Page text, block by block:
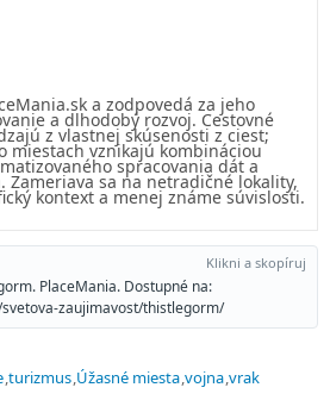
a zodpovedá za jeho
a dlhodobý rozvoj. Cestovné
z vlastnej skúsenosti z ciest;
miestach vznikajú kombináciou
spracovania dát a
Zameriava sa na netradičné lokality,
kontext a menej známe súvislosti.
Klikni a skopíruj
PlaceMania. Dostupné na:
zaujimavost/thistlegorm/
turizmus Úžasné miesta vojna vrak